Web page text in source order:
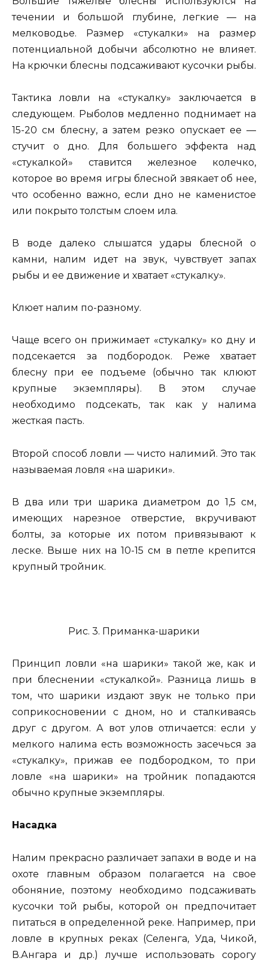
течении и большой глубине, легкие — на
мелководье. Размер «стукалки» на размер
потенциальной добычи абсолютно не влияет.
На крючки блесны подсаживают кусочки рыбы.
Тактика ловли на «стукалку» заключается в
следующем. Рыболов медленно поднимает на
15-20 см блесну, а затем резко опускает ее —
стучит о дно. Для большего эффекта над
«стукалкой» ставится железное колечко,
которое во время игры блесной звякает об нее,
что особенно важно, если дно не каменистое
или покрыто толстым слоем ила.
В воде далеко слышатся удары блесной о
камни, налим идет на звук, чувствует запах
рыбы и ее движение и хватает «стукалку».
Клюет налим по-разному.
Чаще всего он прижимает «стукалку» ко дну и
подсекается за подбородок. Реже хватает
блесну при ее подъеме (обычно так клюют
крупные экземпляры). В этом случае
необходимо подсекать, так как у налима
жесткая пасть.
Второй способ ловли — чисто налимий. Это так
называемая ловля «на шарики».
В два или три шарика диаметром до 1,5 см,
имеющих нарезное отверстие, вкручивают
болты, за которые их потом привязывают к
леске. Выше них на 10-15 см в петле крепится
крупный тройник.
Рис. 3. Приманка-шарики
Принцип ловли «на шарики» такой же, как и
при блеснении «стукалкой». Разница лишь в
том, что шарики издают звук не только при
соприкосновении с дном, но и сталкиваясь
друг с другом. А вот улов отличается: если у
мелкого налима есть возможность засечься за
«стукалку», прижав ее подбородком, то при
ловле «на шарики» на тройник попадаются
обычно крупные экземпляры.
Насадка
Налим прекрасно различает запахи в воде и на
охоте главным образом полагается на свое
обоняние, поэтому необходимо подсаживать
кусочки той рыбы, которой он предпочитает
питаться в определенной реке. Например, при
ловле в крупных реках (Селенга, Уда, Чикой,
В.Ангара и др.) лучше использовать сорогу